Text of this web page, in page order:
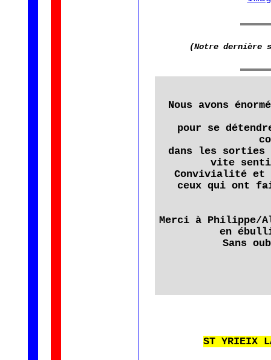
(Notre dernière
Nous avons
pour se
dans les sorties
vite
Convivialité et
ceux qui ont
Merci à Philippe/
en
Sans
ST YRIEIX